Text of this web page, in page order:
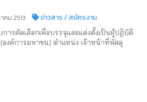
คม 2513 ข่าวสาร/ สมัครงาน
ารคัดเลือกเพื่อบรรจุและแต่งตั้งเป็นผู้ปฏิบัติ
งค์การมหาชน) ตำแหน่ง เจ้าหน้าที่พัสดุ